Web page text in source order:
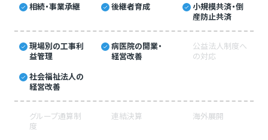
相続・事業承継 後継者育成
小規模共済・倒
産防止共済
現場別の工事利
益管理
病医院の開業・
経営改善
公益法人制度へ
の対応
社会福祉法人の
経営改善
グループ通算制
度
連結決算 海外展開